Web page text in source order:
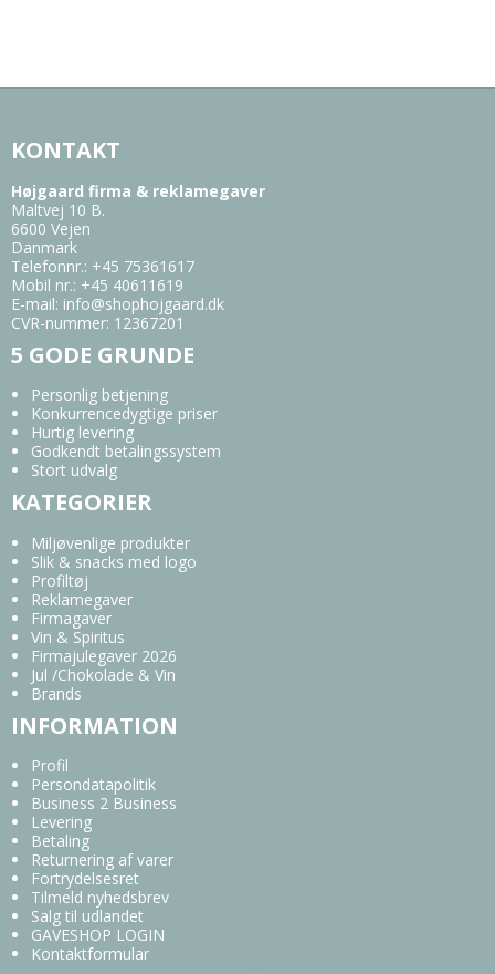
KONTAKT
Højgaard firma & reklamegaver
Maltvej 10 B.
6600 Vejen
Danmark
Telefonnr.: +45 75361617
Mobil nr.: +45 40611619
E-mail: info@shophojgaard.dk
CVR-nummer: 12367201
5 GODE GRUNDE
Personlig betjening
Konkurrencedygtige priser
Hurtig levering
Godkendt betalingssystem
Stort udvalg
KATEGORIER
Miljøvenlige produkter
Slik & snacks med logo
Profiltøj
Reklamegaver
Firmagaver
Vin & Spiritus
Firmajulegaver 2026
Jul /Chokolade & Vin
Brands
INFORMATION
Profil
Persondatapolitik
Business 2 Business
Levering
Betaling
Returnering af varer
Fortrydelsesret
Tilmeld nyhedsbrev
Salg til udlandet
GAVESHOP LOGIN
Kontaktformular